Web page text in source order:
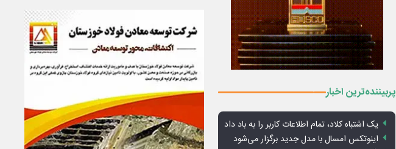
پربیننده‌ترین اخبار
یک اشتباه کلاد، تمام اطلاعات کاربر را به باد داد
اینوتکس امسال با مدل جدید برگزار می‌شود